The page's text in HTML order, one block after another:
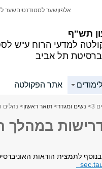
תש"ף
למדעי הרוח ע"ש
תל אביב
אלפוןשער לסטודנטיםשער
אתר הפקולטה
3
> נשים ומגדר> תואר ראשון> נהלים
במהלך
לתמצית הוראות